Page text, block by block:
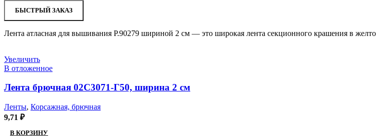
БЫСТРЫЙ ЗАКАЗ
Лента атласная для вышивания Р.90279 шириной 2 см — это широкая лента секционного крашения в
Увеличить
В отложенное
Лента брючная 02С3071-Г50, ширина 2 см
Ленты, Корсажная, брючная
9,71 ₽
В КОРЗИНУ